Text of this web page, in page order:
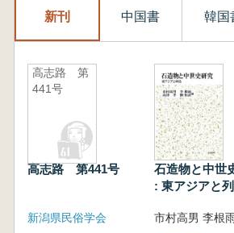
新刊 中国書 韓国
高志路 第
441号
高志路 第441号
新潟県民俗学会
石造物と中世
: 東アジアと